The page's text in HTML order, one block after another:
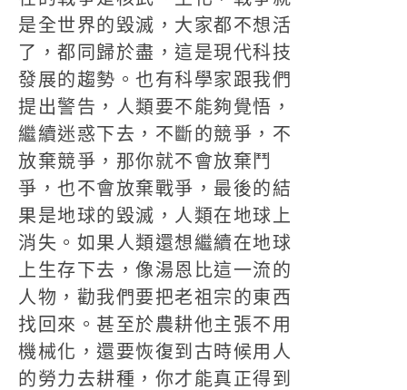
是全世界的毀滅，大家都不想活
了，都同歸於盡，這是現代科技
發展的趨勢。也有科學家跟我們
提出警告，人類要不能夠覺悟，
繼續迷惑下去，不斷的競爭，不
放棄競爭，那你就不會放棄鬥
爭，也不會放棄戰爭，最後的結
果是地球的毀滅，人類在地球上
消失。如果人類還想繼續在地球
上生存下去，像湯恩比這一流的
人物，勸我們要把老祖宗的東西
找回來。甚至於農耕他主張不用
機械化，還要恢復到古時候用人
的勞力去耕種，你才能真正得到